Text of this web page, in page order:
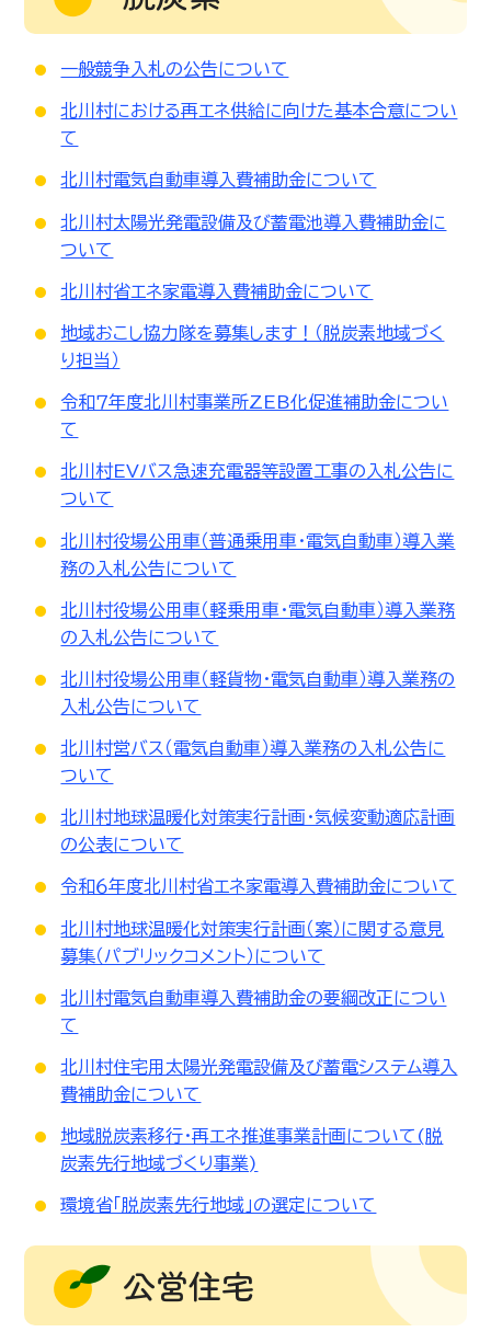
一般競争入札の公告について
北川村における再エネ供給に向けた基本合意につい
て
北川村電気自動車導入費補助金について
北川村太陽光発電設備及び蓄電池導入費補助金に
ついて
北川村省エネ家電導入費補助金について
地域おこし協力隊を募集します！（脱炭素地域づく
り担当）
令和７年度北川村事業所ZEB化促進補助金につい
て
北川村EVバス急速充電器等設置工事の入札公告に
ついて
北川村役場公用車（普通乗用車・電気自動車）導入業
務の入札公告について
北川村役場公用車（軽乗用車・電気自動車）導入業務
の入札公告について
北川村役場公用車（軽貨物・電気自動車）導入業務の
入札公告について
北川村営バス（電気自動車）導入業務の入札公告に
ついて
北川村地球温暖化対策実行計画・気候変動適応計画
の公表について
令和６年度北川村省エネ家電導入費補助金について
北川村地球温暖化対策実行計画（案）に関する意見
募集（パブリックコメント）について
北川村電気自動車導入費補助金の要綱改正につい
て
北川村住宅用太陽光発電設備及び蓄電システム導入
費補助金について
地域脱炭素移行・再エネ推進事業計画について(脱
炭素先行地域づくり事業)
環境省「脱炭素先行地域」の選定について
公営住宅